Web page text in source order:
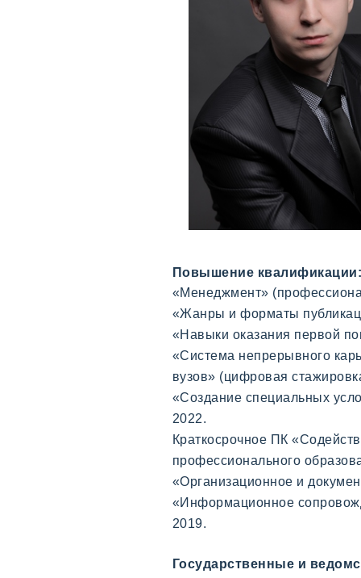
Повышение квалификации:
«Менеджмент»
«Жанры и форматы
«Навыки оказания первой
«Система непрерывного
вузов» (цифровая
«Создание специальных
2022.
Краткосрочное ПК
профессионального
«Организационное и
«Информационное
2019.
Государственные и